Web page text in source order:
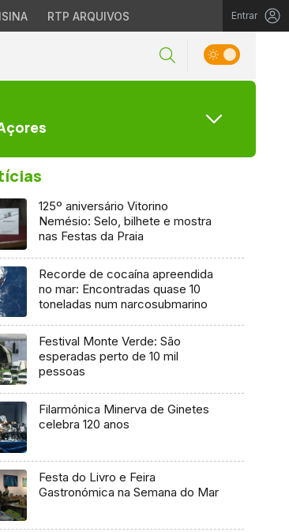
RTP ARQUIVOS Entrar
125º aniversário Vitorino
Nemésio: Selo, bilhete e mostra
nas Festas da Praia
Recorde de cocaína apreendida
no mar: Encontradas quase 10
toneladas num narcosubmarino
Festival Monte Verde: São
esperadas perto de 10 mil
pessoas
Filarmónica Minerva de Ginetes
celebra 120 anos
Festa do Livro e Feira
Gastronómica na Semana do Mar